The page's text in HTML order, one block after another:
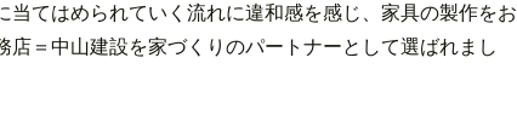
てはめられていく流れに違和感を感じ、家具の製作をお
＝中山建設を家づくりのパートナーとして選ばれまし